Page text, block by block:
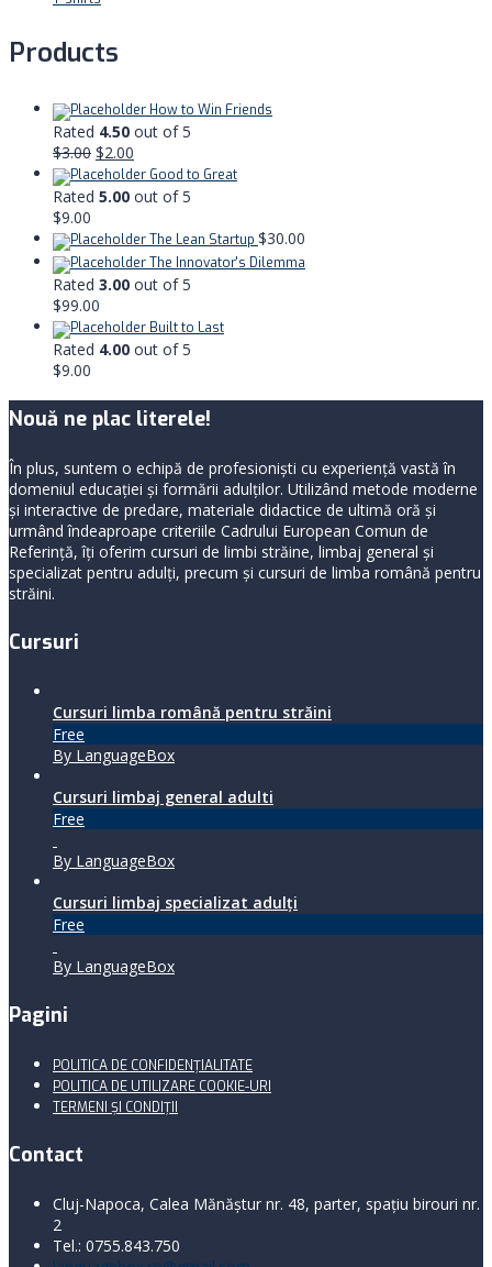
Products
How to Win Friends
Rated 4.50 out of 5
$3.00 $2.00
Good to Great
Rated 5.00 out of 5
$9.00
The Lean Startup $30.00
The Innovator's Dilemma
Rated 3.00 out of 5
$99.00
Built to Last
Rated 4.00 out of 5
$9.00
Nouă ne plac literele!
În plus, suntem o echipă de profesioniști cu experiență vastă în
domeniul educației și formării adulților. Utilizând metode moderne
și interactive de predare, materiale didactice de ultimă oră și
urmând îndeaproape criteriile Cadrului European Comun de
Referință, îți oferim cursuri de limbi străine, limbaj general şi
specializat pentru adulți, precum și cursuri de limba română pentru
străini.
Cursuri
Cursuri limba română pentru străini
Free
By LanguageBox
Cursuri limbaj general adulti
Free
By LanguageBox
Cursuri limbaj specializat adulţi
Free
By LanguageBox
Pagini
POLITICA DE CONFIDENȚIALITATE
POLITICA DE UTILIZARE COOKIE-URI
TERMENI ŞI CONDIŢII
Contact
Cluj-Napoca, Calea Mănăştur nr. 48, parter, spaţiu birouri nr.
2
Tel.: 0755.843.750